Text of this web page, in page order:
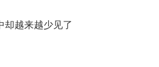
却越来越少见了